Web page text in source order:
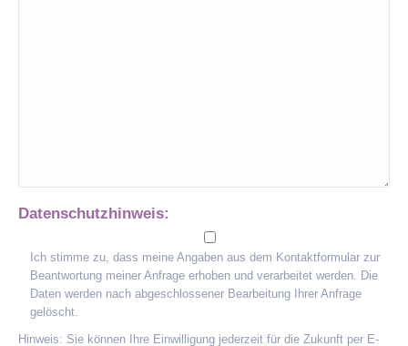
Datenschutzhinweis:
Ich stimme zu, dass meine Angaben aus dem Kontaktformular zur
Beantwortung meiner Anfrage erhoben und verarbeitet werden. Die
Daten werden nach abgeschlossener Bearbeitung Ihrer Anfrage
gelöscht.
Hinweis: Sie können Ihre Einwilligung jederzeit für die Zukunft per E-